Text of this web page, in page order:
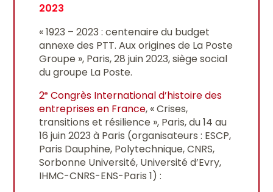
2023
« 1923 – 2023 : centenaire du budget
annexe des PTT. Aux origines de La Poste
Groupe », Paris, 28 juin 2023, siège social
du groupe La Poste.
2e Congrès International d’histoire des
entreprises en France, « Crises,
transitions et résilience », Paris, du 14 au
16 juin 2023 à Paris (organisateurs : ESCP,
Paris Dauphine, Polytechnique, CNRS,
Sorbonne Université, Université d’Evry,
IHMC-CNRS-ENS-Paris 1) :